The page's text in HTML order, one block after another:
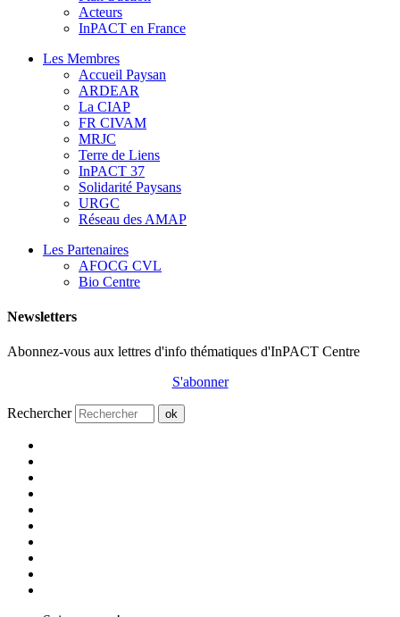
Acteurs
InPACT en France
Les Membres
Accueil Paysan
ARDEAR
La CIAP
FR CIVAM
MRJC
Terre de Liens
InPACT 37
Solidarité Paysans
URGC
Réseau des AMAP
Les Partenaires
AFOCG CVL
Bio Centre
Newsletters
Abonnez-vous aux lettres d'info thématiques d'InPACT Centre
S'abonner
Rechercher ok